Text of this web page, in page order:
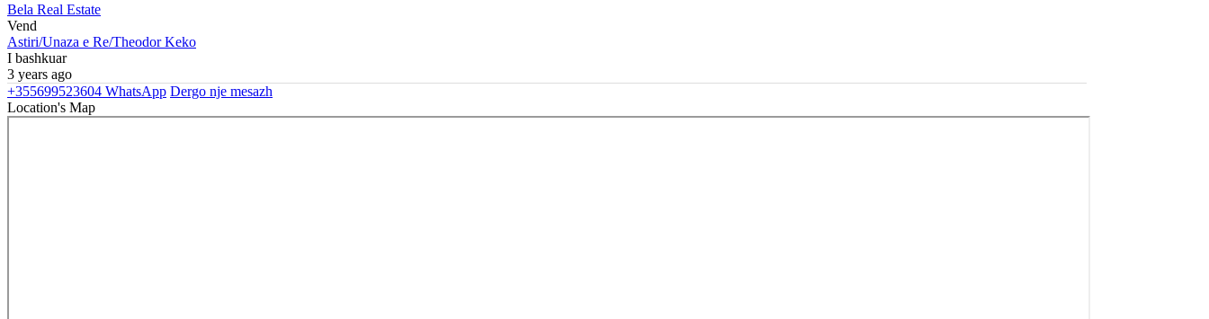
Bela Real Estate
Vend
Astiri/Unaza e Re/Theodor Keko
I bashkuar
3 years ago
+355699523604 WhatsApp Dergo nje mesazh
Location's Map